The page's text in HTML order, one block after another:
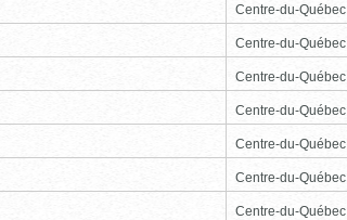
Centre-du-Québec
Centre-du-Québec
Centre-du-Québec
Centre-du-Québec
Centre-du-Québec
Centre-du-Québec
Centre-du-Québec